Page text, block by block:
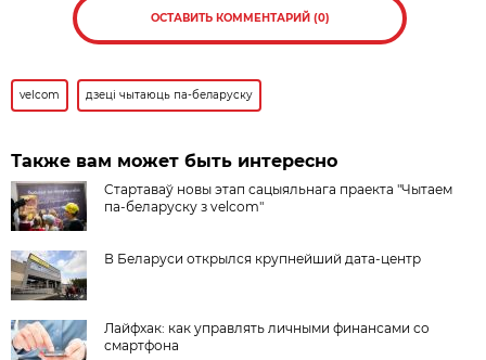
ОСТАВИТЬ КОММЕНТАРИЙ (0)
velcom дзецi чытаюць па-беларуску
Также вам может быть интересно
Cтартаваў новы этап сацыяльнага праекта "Чытаем
па-беларуску з velcom"
В Беларуси открылся крупнейший дата-центр
Лайфхак: как управлять личными финансами со
смартфона